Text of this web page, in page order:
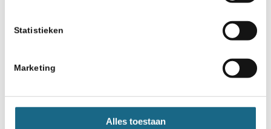
Statistieken
Marketing
Alles toestaan